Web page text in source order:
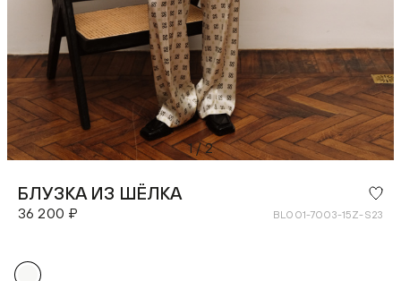
1/2
БЛУЗКА ИЗ ШЁЛКА
36 200 ₽ BL001-7003-15Z-S23